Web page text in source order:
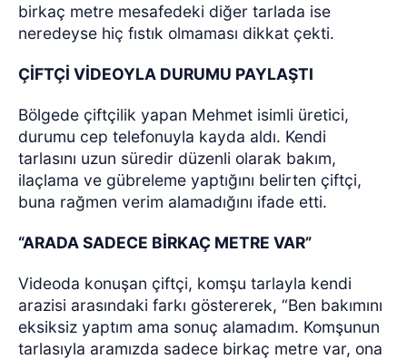
birkaç metre mesafedeki diğer tarlada ise
neredeyse hiç fıstık olmaması dikkat çekti.
ÇİFTÇİ VİDEOYLA DURUMU PAYLAŞTI
Bölgede çiftçilik yapan Mehmet isimli üretici,
durumu cep telefonuyla kayda aldı. Kendi
tarlasını uzun süredir düzenli olarak bakım,
ilaçlama ve gübreleme yaptığını belirten çiftçi,
buna rağmen verim alamadığını ifade etti.
“ARADA SADECE BİRKAÇ METRE VAR”
Videoda konuşan çiftçi, komşu tarlayla kendi
arazisi arasındaki farkı göstererek, “Ben bakımını
eksiksiz yaptım ama sonuç alamadım. Komşunun
tarlasıyla aramızda sadece birkaç metre var, ona